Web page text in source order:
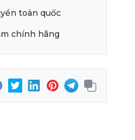
toàn quốc
chính hãng